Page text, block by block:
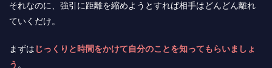
それなのに、強引に距離を縮めようとすれば相手はどんどん離れ
ていくだけ。
まずは じっくりと時間をかけて自分のことを知ってもらいましょ
う 。